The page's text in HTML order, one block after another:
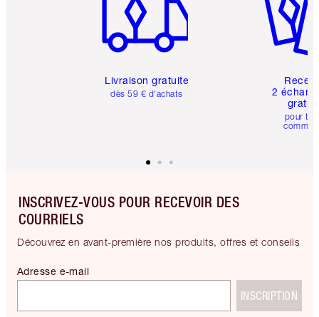
Livraison gratuite
dès 59 € d'achats
2
pour
INSCRIVEZ-VOUS POUR RECEVOIR DES
COURRIELS
Découvrez en avant-première nos produits, offres et conseils
Adresse e-mail
INSCRIPTION